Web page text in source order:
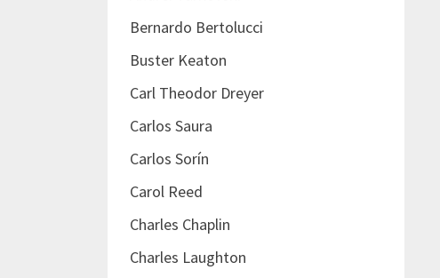
Bernardo Bertolucci
Buster Keaton
Carl Theodor Dreyer
Carlos Saura
Carlos Sorín
Carol Reed
Charles Chaplin
Charles Laughton